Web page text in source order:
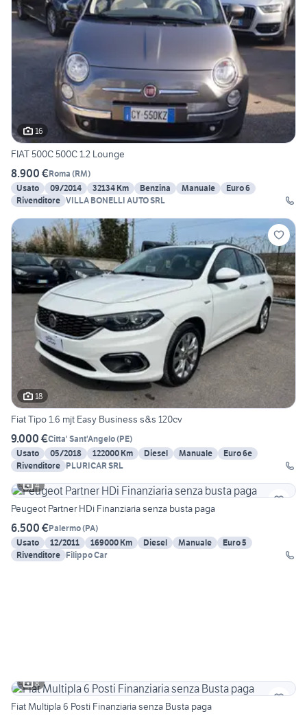
16
FIAT 500C 500C 1.2 Lounge
8.900 €Roma (RM)
Usato
09/2014 32134 Km Benzina Manuale
Euro 6
Rivenditore VILLA BONELLI AUTO SRL
18
Fiat Tipo 1.6 mjt Easy Business s&s 120cv
9.000 €Citta' Sant'Angelo(PE)
Usato
05/2018 122000 Km Diesel Manuale
Euro 6e
Rivenditore PLURICAR SRL
4
Peugeot Partner HDi Finanziaria senza busta paga
6.500 €Palermo(PA)
Usato
12/2011 169000 Km Diesel Manuale
Euro 5
Rivenditore Filippo Car
8
Fiat Multipla 6 Posti Finanziaria senza Busta paga